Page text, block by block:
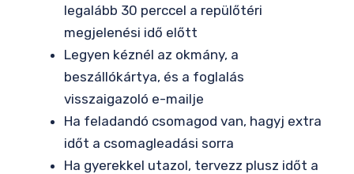
legalább 30 perccel a repülőtéri
megjelenési idő előtt
Legyen kéznél az okmány, a
beszállókártya, és a foglalás
visszaigazoló e-mailje
Ha feladandó csomagod van, hagyj extra
időt a csomagleadási sorra
Ha gyerekkel utazol, tervezz plusz időt a